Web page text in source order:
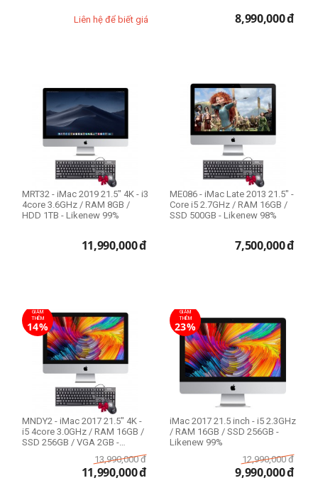
Liên hệ để biết giá
8,990,000đ
MRT32 - iMac 2019 21.5" 4K - i3
4core 3.6GHz / RAM 8GB /
HDD 1TB - Likenew 99%
11,990,000đ
ME086 - iMac Late 2013 21.5" -
Core i5 2.7GHz / RAM 16GB /
SSD 500GB - Likenew 98%
7,500,000đ
GIẢM
THÊM
14%
MNDY2 - iMac 2017 21.5" 4K -
i5 4core 3.0GHz / RAM 16GB /
SSD 256GB / VGA 2GB -
13,990,000 đ
11,990,000đ
GIẢM
THÊM
23%
iMac 2017 21.5 inch - i5 2.3GHz
/ RAM 16GB / SSD 256GB -
Likenew 99%
12,990,000 đ
9,990,000đ